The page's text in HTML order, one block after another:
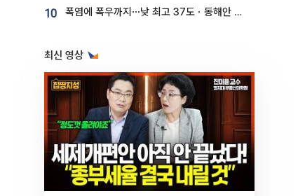
10 폭염에 폭우까지⋯낮 최고 37도ㆍ동해안 강한 비 [날씨]
최신 영상